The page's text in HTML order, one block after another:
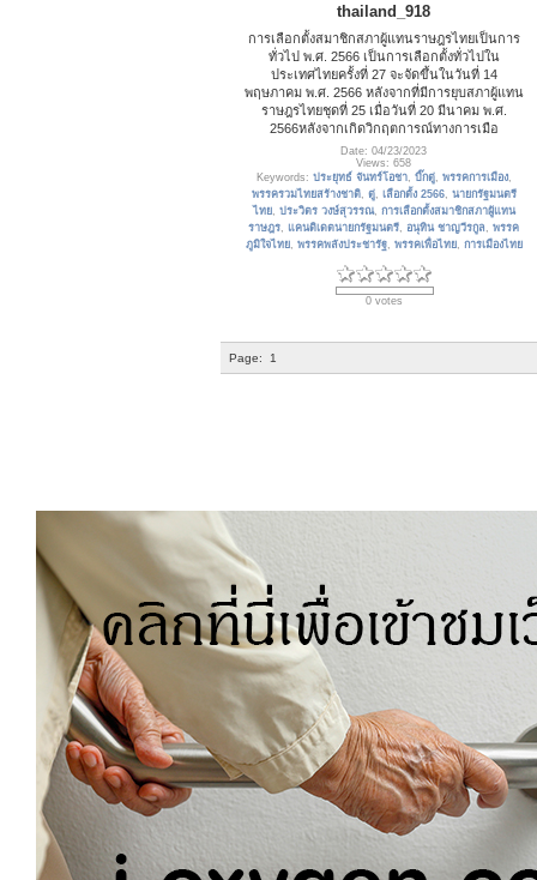
thailand_918
การเลือกตั้งสมาชิกสภาผู้แทนราษฎรไทยเป็นการ
ทั่วไป พ.ศ. 2566​ เป็นการเลือกตั้งทั่วไปใน
ประเทศไทยครั้งที่ 27 จะจัดขึ้นในวันที่ 14
พฤษภาคม พ.ศ. 2566 หลังจากที่มีการยุบสภาผู้แทน
ราษฎรไทยชุดที่ 25 เมื่อวันที่ 20 มีนาคม พ.ศ.
2566หลังจากเกิดวิกฤตการณ์ทางการเมือ
Date: 04/23/2023
Views: 658
Keywords: ประยุทธ์ จันทร์โอชา, บิ๊กตู่, พรรคการเมือง,
พรรครวมไทยสร้างชาติ, ตู่, เลือกตั้ง 2566, นายกรัฐมนตรี
ไทย, ประวิตร วงษ์สุวรรณ, การเลือกตั้งสมาชิกสภาผู้แทน
ราษฎร,แคนดิเดตนายกรัฐมนตรี, อนุทิน ชาญวีรกูล ,พรรค
ภูมิใจไทย, พรรคพลังประชารัฐ, พรรคเพื่อไทย, การเมืองไทย
0 votes
Page: 1